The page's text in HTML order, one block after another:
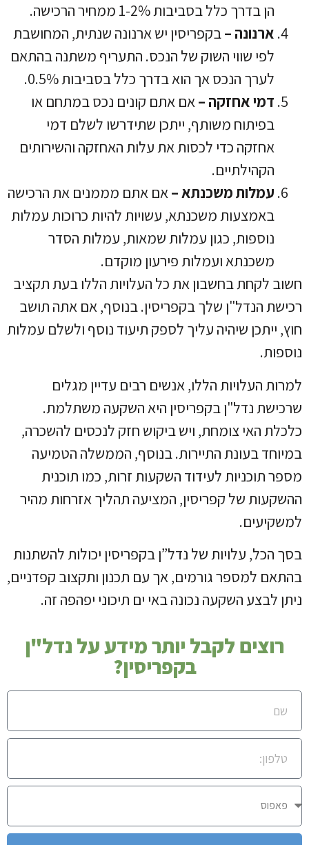
הן בדרך כלל בסביבות 1-2% ממחיר הרכישה.
ארנונה –בקפריסין יש ארנונה שנתית, המחושבת
לפי שווי השוק של הנכס. התעריף משתנה בהתאם
לערך הנכס אך הוא בדרך כלל בסביבות 0.5%.
דמי אחזקה –אם אתם קונים נכס במתחם או
בפיתוח משותף, ייתכן שתידרשו לשלם דמי
אחזקה כדי לכסות את עלות האחזקה והשירותים
הקהילתיים.
עמלות משכנתא –אם אתם מממנים את הרכישה
באמצעות משכנתא, עשויות להיות כרוכות עמלות
נוספות, כגון עמלות שמאות, עמלות הסדר
משכנתא ועמלות פירעון מוקדם.
חשוב לקחת בחשבון את כל העלויות הללו בעת תקציב
רכישת הנדל"ן שלך בקפריסין. בנוסף, אם אתה תושב
חוץ, ייתכן שיהיה עליך לספק תיעוד נוסף ולשלם עמלות
נוספות.
למרות העלויות הללו, אנשים רבים עדיין מגלים
שרכישת נדל"ן בקפריסין היא השקעה משתלמת.
כלכלת האי צומחת, ויש ביקוש חזק לנכסים להשכרה,
במיוחד בעונת התיירות. בנוסף, הממשלה הטמיעה
מספר תוכניות לעידוד השקעות זרות, כמו תוכנית
ההשקעות של קפריסין, המציעה תהליך אזרחות מהיר
למשקיעים.
בסך הכל, ‫עלויות של נדל”ן בקפריסין יכולות להשתנות
בהתאם למספר גורמים, אך עם תכנון ותקצוב קפדניים,
ניתן לבצע השקעה נכונה באי ים תיכוני יפהפה זה.
רוצים לקבל יותר מידע על נדל"ן
בקפריסין?